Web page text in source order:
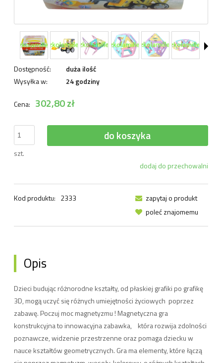
Dostępność:
duża ilość
Wysyłka w:
24 godziny
Cena: 302,80 zł
szt.
do koszyka
dodaj do przechowalni
Kod produktu: 2333
zapytaj o produkt
poleć znajomemu
Opis
Dzieci budując różnorodne kształty, od płaskiej grafiki po grafikę
3D, mogą uczyć się różnych umiejętności życiowych poprzez
zabawę. Poczuj moc magnetyzmu ! Magnetyczna gra
konstrukcyjna to innowacyjna zabawka, która rozwija zdolności
poznawcze, widzenie przestrzenne oraz pomaga dziecku w
nauce kształtów geometrycznych. Gra ma elementy, które łączą